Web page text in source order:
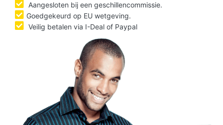
Aangesloten bij een geschillencommissie.
Goedgekeurd op EU wetgeving.
Veilig betalen via I-Deal of Paypal